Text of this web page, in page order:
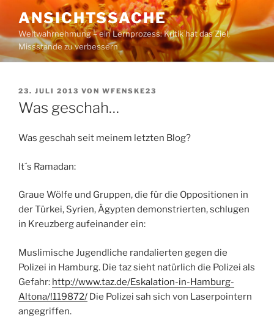
Inhalt
springen
ANSICHTSSACHE
Weltwahrnehmung – ein Lernprozess: Kritik hat das Ziel,
Missstände zu verbessern
VERÖFFENTLICHT
AM
23. JULI 2013 VON WFENSKE23
Was geschah…
Was geschah seit meinem letzten Blog?
It´s Ramadan:
Graue Wölfe und Gruppen, die für die Oppositionen in
der Türkei, Syrien, Ägypten demonstrierten, schlugen
in Kreuzberg aufeinander ein:
Muslimische Jugendliche randalierten gegen die
Polizei in Hamburg. Die taz sieht natürlich die Polizei als
Gefahr: http://www.taz.de/Eskalation-in-Hamburg-
Altona/!119872/ Die Polizei sah sich von Laserpointern
angegriffen.